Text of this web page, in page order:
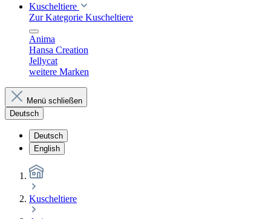
Kuscheltiere
Zur Kategorie Kuscheltiere
Anima
Hansa Creation
Jellycat
weitere Marken
Menü schließen
Deutsch
Deutsch
English
Kuscheltiere